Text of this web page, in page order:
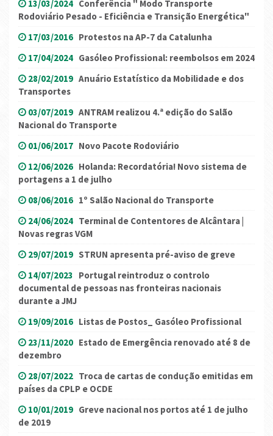
13/03/2024 Conferência " Modo Transporte
Rodoviário Pesado - Eficiência e Transição Energética"
17/03/2016 Protestos na AP-7 da Catalunha
17/04/2024 Gasóleo Profissional: reembolsos em 2024
28/02/2019 Anuário Estatístico da Mobilidade e dos
Transportes
03/07/2019 ANTRAM realizou 4.ª edição do Salão
Nacional do Transporte
01/06/2017 Novo Pacote Rodoviário
12/06/2026 Holanda: Recordatória! Novo sistema de
portagens a 1 de julho
08/06/2016 1º Salão Nacional do Transporte
24/06/2024 Terminal de Contentores de Alcântara |
Novas regras VGM
29/07/2019 STRUN apresenta pré-aviso de greve
14/07/2023 Portugal reintroduz o controlo
documental de pessoas nas fronteiras nacionais
durante a JMJ
19/09/2016 Listas de Postos_ Gasóleo Profissional
23/11/2020 Estado de Emergência renovado até 8 de
dezembro
28/07/2022 Troca de cartas de condução emitidas em
países da CPLP e OCDE
10/01/2019 Greve nacional nos portos até 1 de julho
de 2019